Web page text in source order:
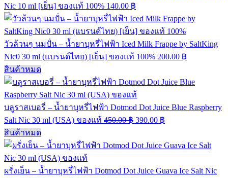
Nic 10 ml [เย็น] ของแท้ 100% 140.00 ฿
วัวล้วนๆ นมปั่น – น้ำยาบุหรี่ไฟฟ้า Iced Milk Frappe by SaltKing
Nic0 30 ml (แบรนด์ไทย) [เย็น] ของแท้ 100% 200.00 ฿
สินค้าหมด
บลูราสเบอรี่ – น้ำยาบุหรี่ไฟฟ้า Dotmod Dot Juice Blue Raspberry
Salt Nic 30 ml (USA) ของแท้ 450.00฿ 390.00 ฿
สินค้าหมด
ผรั่งเย็น – น้ำยาบุหรี่ไฟฟ้า Dotmod Dot Juice Guava Ice Salt Nic